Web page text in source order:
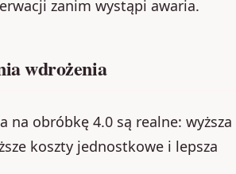
zanim wystąpi awaria.
wdrożenia
na obróbkę 4.0 są realne: wyższa
koszty jednostkowe i lepsza